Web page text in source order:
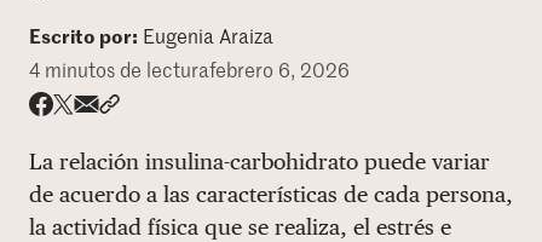
Programas
Quienes somos
Escrito por: Eugenia Araiza
4 minutos de lecturafebrero 6, 2026
La relación insulina-carbohidrato puede variar
de acuerdo a las características de cada persona,
la actividad física que se realiza, el estrés e